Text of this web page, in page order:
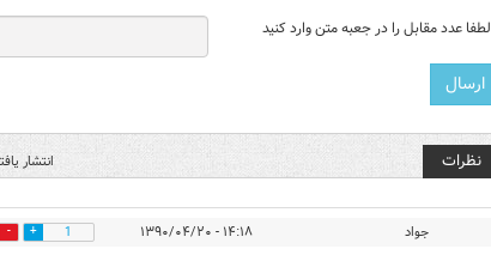
لطفا عدد مقابل را در جعبه متن وارد کنید
نظرات انتشار
جواد ۱۴:۱۸ - ۱۳۹۰/۰۴/۲۰ 1